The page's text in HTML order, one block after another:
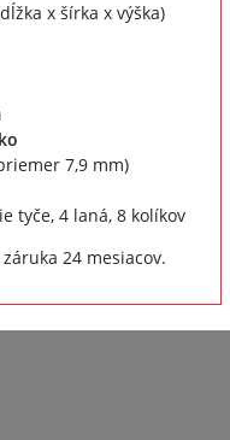
x šírka x výška)
7,9 mm)
tyče, 4 laná, 8 kolíkov
24 mesiacov.